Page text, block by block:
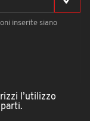
inserite siano
l’utilizzo